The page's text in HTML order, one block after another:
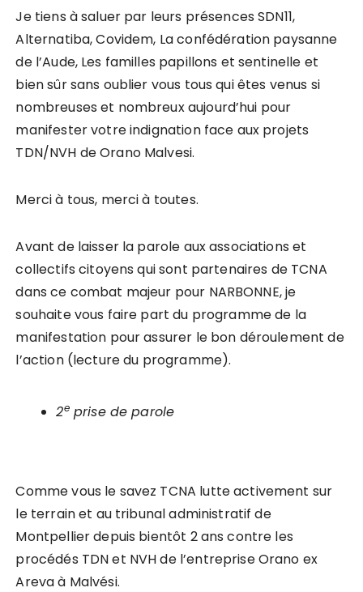
Je tiens à saluer par leurs présences SDN11,
Alternatiba, Covidem, La confédération paysanne
de l’Aude, Les familles papillons et sentinelle et
bien sûr sans oublier vous tous qui êtes venus si
nombreuses et nombreux aujourd’hui pour
manifester votre indignation face aux projets
TDN/NVH de Orano Malvesi.
Merci à tous, merci à toutes.
Avant de laisser la parole aux associations et
collectifs citoyens qui sont partenaires de TCNA
dans ce combat majeur pour NARBONNE, je
souhaite vous faire part du programme de la
manifestation pour assurer le bon déroulement de
l’action (lecture du programme).
2eprise de parole
Comme vous le savez TCNA lutte activement sur
le terrain et au tribunal administratif de
Montpellier depuis bientôt 2 ans contre les
procédés TDN et NVH de l’entreprise Orano ex
Areva à Malvési.